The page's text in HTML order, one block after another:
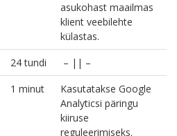
asukohast maailmas
klient veebilehte
külastas.
24 tundi
– || –
1 minut
Kasutatakse Google
Analyticsi päringu
kiiruse
reguleerimiseks.